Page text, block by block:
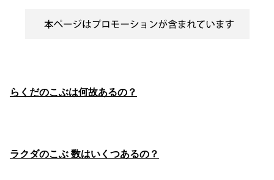
らくだのこぶは何故あるの？
ラクダのこぶ 数はいくつあるの？